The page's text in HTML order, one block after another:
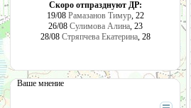
Скоро отпразднуют ДР:
19/08 Рамазанов Тимур, 22
26/08 Сулимова Алина, 23
28/08 Стряпчева Екатерина, 28
Ваше мнение